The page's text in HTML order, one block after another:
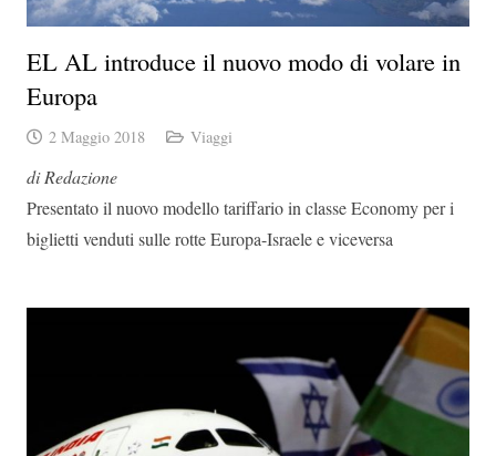
EL AL introduce il nuovo modo di volare in
Europa
2 Maggio 2018 Viaggi
di Redazione
Presentato il nuovo modello tariffario in classe Economy per i
biglietti venduti sulle rotte Europa-Israele e viceversa